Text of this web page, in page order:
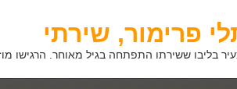
פרימור, שירתי
בליבו ששירתו התפתחה בגיל מאוחר. הרגישו